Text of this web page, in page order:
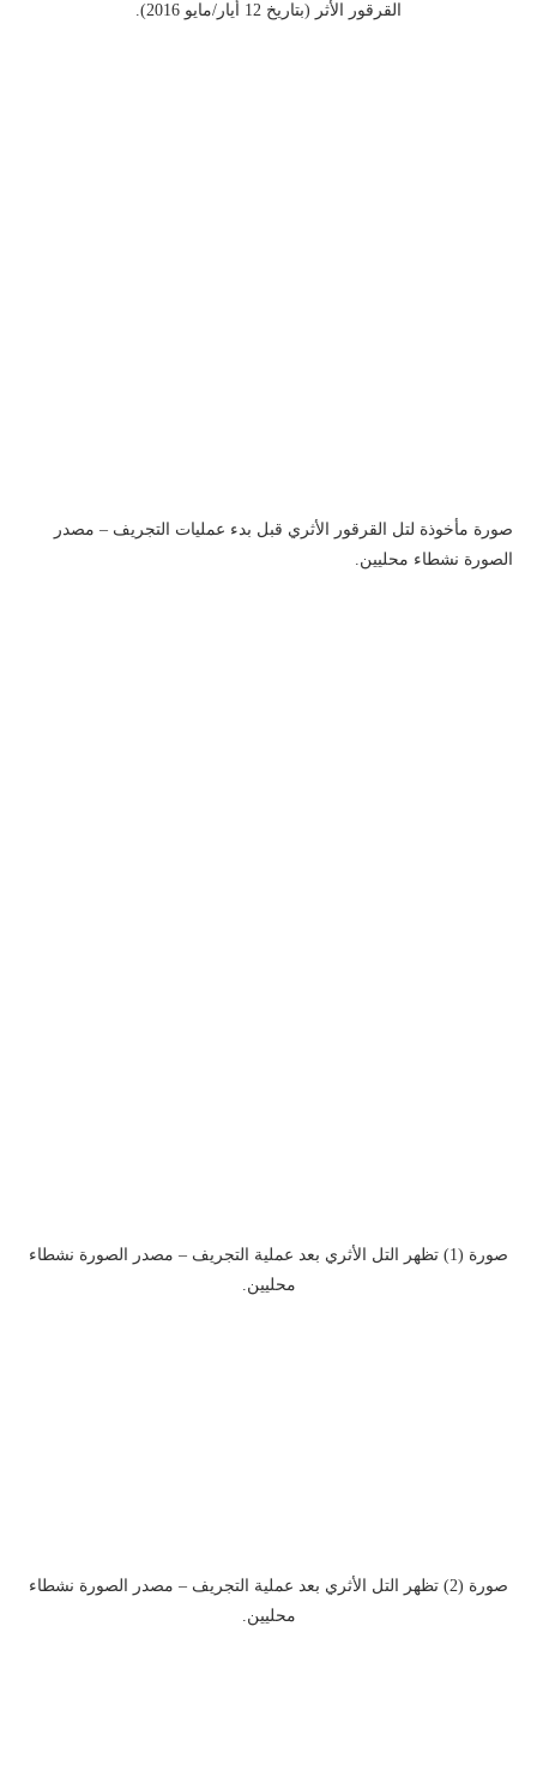
القرقور الأثر (بتاريخ 12 أيار/مايو 2016).
صورة مأخوذة لتل القرقور الأثري قبل بدء عمليات التجريف – مصدر
الصورة نشطاء محليين.
صورة (1) تظهر التل الأثري بعد عملية التجريف – مصدر الصورة نشطاء
محليين.
صورة (2) تظهر التل الأثري بعد عملية التجريف – مصدر الصورة نشطاء
محليين.